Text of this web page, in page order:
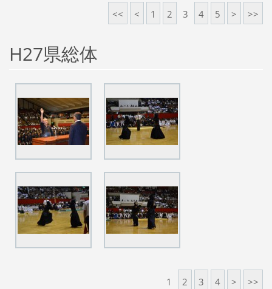
<< < 1 2 3 4 5 > >>
H27県総体
1 2 3 4 > >>